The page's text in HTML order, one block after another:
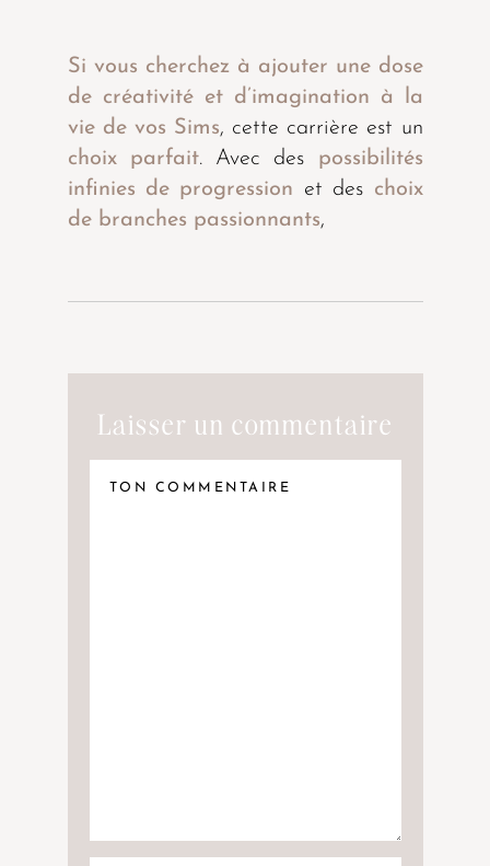
Si vous cherchez à ajouter une dose
de créativité et d’imagination à la
vie de vos Sims, cette carrière est un
choix parfait. Avec des possibilités
infinies de progression et des choix
de branches passionnants,
Laisser un commentaire